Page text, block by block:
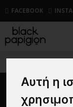
Αυτή η
FACEBOOK